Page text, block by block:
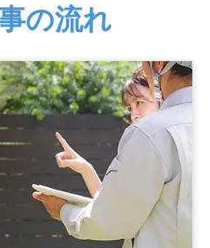
の流れ